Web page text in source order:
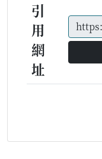
引
用
網
址